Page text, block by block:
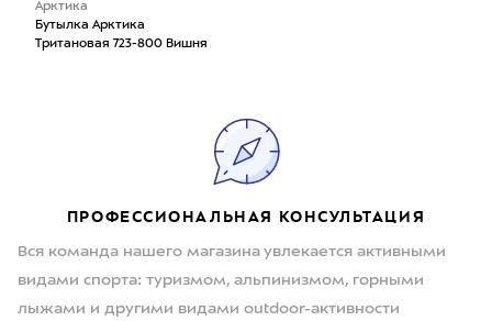
Арктика
Бутылка Арктика
Тритановая 723-800 Вишня
ПРОФЕССИОНАЛЬНАЯ КОНСУЛЬТАЦИЯ
Вся команда нашего магазина увлекается активными
видами спорта: туризмом, альпинизмом, горными
лыжами и другими видами outdoor-активности